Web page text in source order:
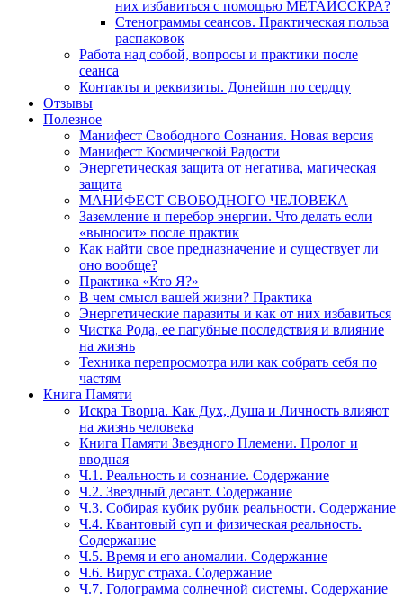
них избавиться с помощью МЕТАИССКРА?
Стенограммы сеансов. Практическая польза
распаковок
Работа над собой, вопросы и практики после
сеанса
Контакты и реквизиты. Донейшн по сердцу
Отзывы
Полезное
Манифест Свободного Сознания. Новая версия
Манифест Космической Радости
Энергетическая защита от негатива, магическая
защита
МАНИФЕСТ СВОБОДНОГО ЧЕЛОВЕКА
Заземление и перебор энергии. Что делать если
«выносит» после практик
Как найти свое предназначение и существует ли
оно вообще?
Практика «Кто Я?»
В чем смысл вашей жизни? Практика
Энергетические паразиты и как от них избавиться
Чистка Рода, ее пагубные последствия и влияние
на жизнь
Техника перепросмотра или как собрать себя по
частям
Книга Памяти
Искра Творца. Как Дух, Душа и Личность влияют
на жизнь человека
Книга Памяти Звездного Племени. Пролог и
вводная
Ч.1. Реальность и сознание. Содержание
Ч.2. Звездный десант. Содержание
Ч.3. Собирая кубик рубик реальности. Содержание
Ч.4. Квантовый суп и физическая реальность.
Содержание
Ч.5. Время и его аномалии. Содержание
Ч.6. Вирус страха. Содержание
Ч.7. Голограмма солнечной системы. Содержание